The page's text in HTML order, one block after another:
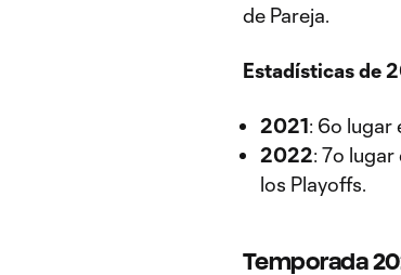
de Pareja.
Estadísticas de
2021: 6º lugar
2022: 7º
los Playoffs.
Temporada